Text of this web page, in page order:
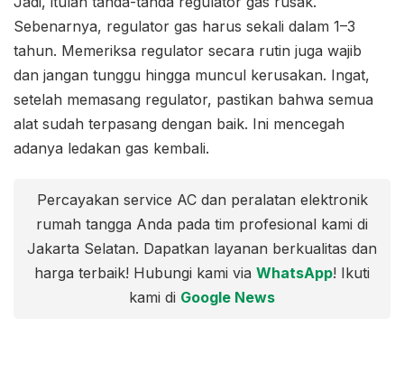
Sebenarnya, regulator gas harus sekali dalam 1–3
tahun. Memeriksa regulator secara rutin juga wajib
dan jangan tunggu hingga muncul kerusakan. Ingat,
setelah memasang regulator, pastikan bahwa semua
alat sudah terpasang dengan baik. Ini mencegah
adanya ledakan gas kembali.
Percayakan service AC dan peralatan elektronik
rumah tangga Anda pada tim profesional kami di
Jakarta Selatan. Dapatkan layanan berkualitas dan
harga terbaik! Hubungi kami via WhatsApp! Ikuti
kami di Google News